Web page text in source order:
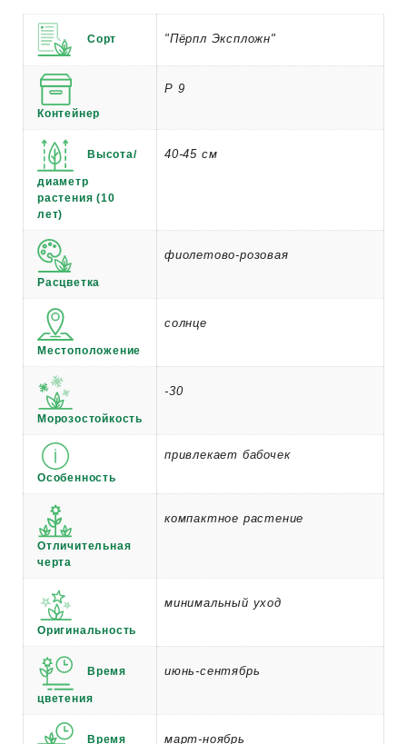
Сорт "Пёрпл Экспложн"
Контейнер
Р 9
Высота/
диаметр
растения (10
лет)
40-45 см
Расцветка
фиолетово-розовая
Местоположение
солнце
Морозостойкость
-30
Особенность
привлекает бабочек
Отличительная
черта
компактное растение
Оригинальность
минимальный уход
Время
цветения
июнь-сентябрь
Время март-ноябрь